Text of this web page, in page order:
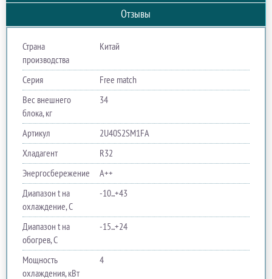
Отзывы
Страна
производства
Китай
Серия
Free match
Вес внешнего
блока, кг
34
Артикул
2U40S2SM1FA
Хладагент
R32
Энергосбережение
A++
Диапазон t на
охлаждение, С
-10...+43
Диапазон t на
обогрев, С
-15...+24
Мощность
охлаждения, кВт
4